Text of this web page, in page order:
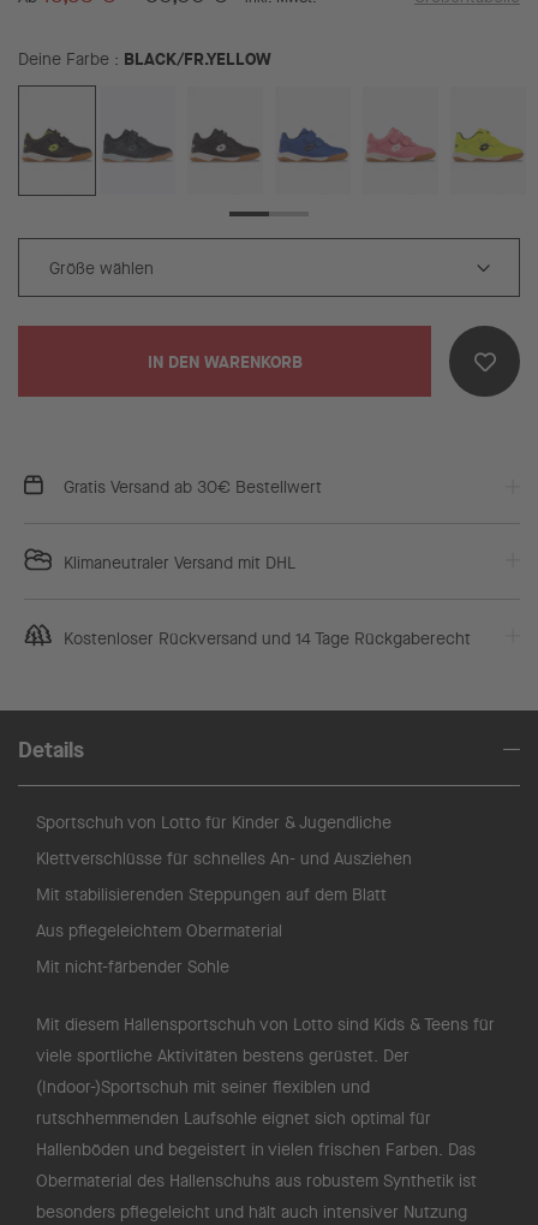
Deine Farbe BLACK/FR.YELLOW
IN DEN WARENKORB
Gratis Versand ab 30€ Bestellwert
Klimaneutraler Versand mit DHL
Kostenloser Rückversand und 14 Tage Rückgaberecht
Details
Sportschuh von Lotto für Kinder & Jugendliche
Klettverschlüsse für schnelles An- und Ausziehen
Mit stabilisierenden Steppungen auf dem Blatt
Aus pflegeleichtem Obermaterial
Mit nicht-färbender Sohle
Mit diesem Hallensportschuh von Lotto sind Kids & Teens für
viele sportliche Aktivitäten bestens gerüstet. Der
(Indoor-)Sportschuh mit seiner flexiblen und
rutschhemmenden Laufsohle eignet sich optimal für
Hallenböden und begeistert in vielen frischen Farben. Das
Obermaterial des Hallenschuhs aus robustem Synthetik ist
besonders pflegeleicht und hält auch intensiver Nutzung